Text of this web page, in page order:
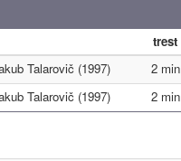
trest
Talarovič (1997) 2 min
Talarovič (1997) 2 min